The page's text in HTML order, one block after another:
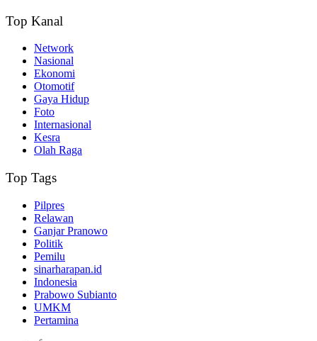
Top Kanal
Network
Nasional
Ekonomi
Otomotif
Gaya Hidup
Foto
Internasional
Kesra
Olah Raga
Top Tags
Pilpres
Relawan
Ganjar Pranowo
Politik
Pemilu
sinarharapan.id
Indonesia
Prabowo Subianto
UMKM
Pertamina